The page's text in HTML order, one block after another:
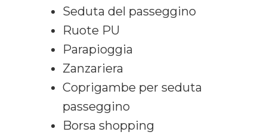
Seduta del passeggino
Ruote PU
Parapioggia
Zanzariera
Coprigambe per seduta
passeggino
Borsa shopping